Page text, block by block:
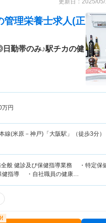
更新日：2025/
管理栄養士求人(正
勤帯のみ♪駅チカの健
万円
線(米原－神戸)「大阪駅」（徒歩3分
全般 健診及び保健指導業務 ・特定保
健指導 ・自社職員の健康…